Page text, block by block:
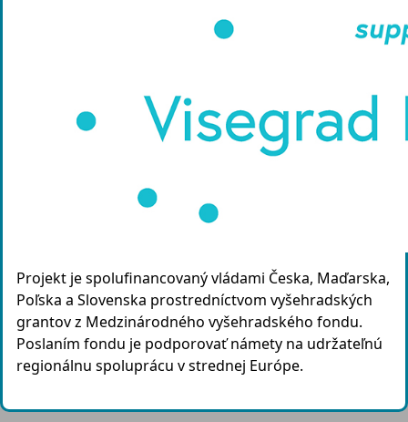
Projekt je spolufinancovaný vládami Česka, Maďarska,
Poľska a Slovenska prostredníctvom vyšehradských
grantov z Medzinárodného vyšehradského fondu.
Poslaním fondu je podporovať námety na udržateľnú
regionálnu spoluprácu v strednej Európe.